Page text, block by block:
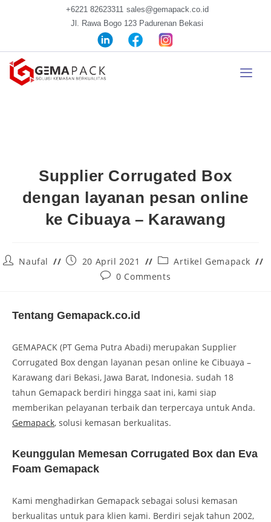
+6221 82623311 sales@gemapack.co.id
Jl. Rawa Bogo 123 Padurenan Bekasi
Supplier Corrugated Box
dengan layanan pesan online
ke Cibuaya – Karawang
Naufal 20 April 2021
Artikel Gemapack
0 Comments
Tentang Gemapack.co.id
GEMAPACK (PT Gema Putra Abadi) merupakan Supplier
Corrugated Box dengan layanan pesan online ke Cibuaya –
Karawang dari Bekasi, Jawa Barat, Indonesia. sudah 18
tahun Gemapack berdiri hingga saat ini, kami siap
memberikan pelayanan terbaik dan terpercaya untuk Anda.
Gemapack, solusi kemasan berkualitas.
Keunggulan Memesan Corrugated Box dan Eva
Foam Gemapack
Kami menghadirkan Gemapack sebagai solusi kemasan
berkualitas untuk para klien kami. Berdiri sejak tahun 2002,